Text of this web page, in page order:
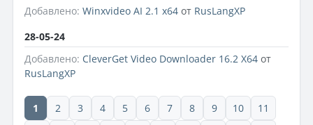
Добавлено: Winxvideo AI 2.1 x64 от RusLangXP
28-05-24
Добавлено: CleverGet Video Downloader 16.2 X64 от
RusLangXP
1 2 3 4 5 6 7 8 9 10
11